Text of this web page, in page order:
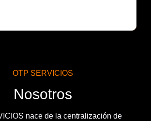
OTP SERVICIOS
Nosotros
nace de la centralización de